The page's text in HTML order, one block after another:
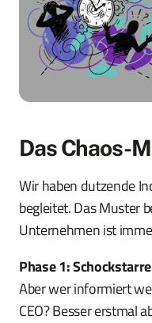
Das Chaos-
Wir haben dutzende
begleitet. Das Muster
Unternehmen ist
Phase 1: Schockstarre
Aber wer informiert
CEO? Besser erstmal